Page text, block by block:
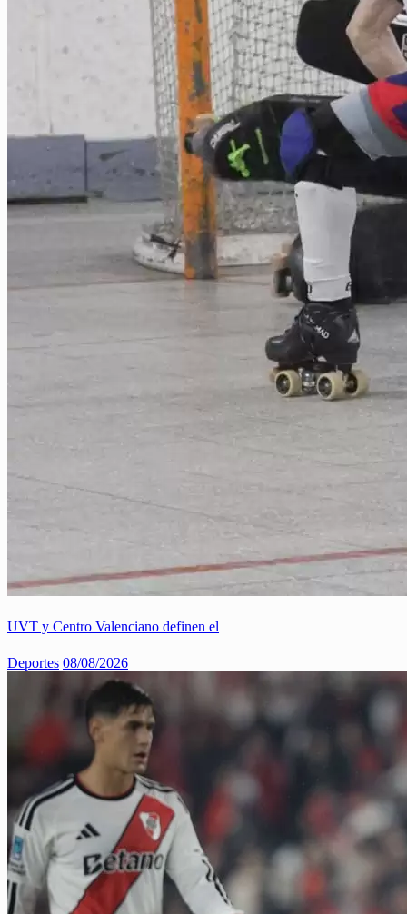
UVT y Centro Valenciano definen el
Deportes 08/08/2026